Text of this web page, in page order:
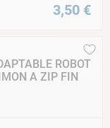
3,50 €
ROBOT
A ZIP FIN